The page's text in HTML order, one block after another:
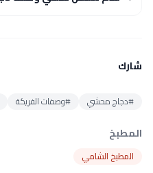
شارك
#دجاج محشي #وصفات الفريكة
المطبخ
المطبخ الشامي